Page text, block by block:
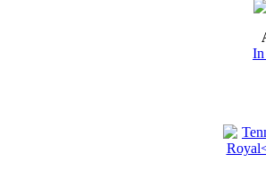
In